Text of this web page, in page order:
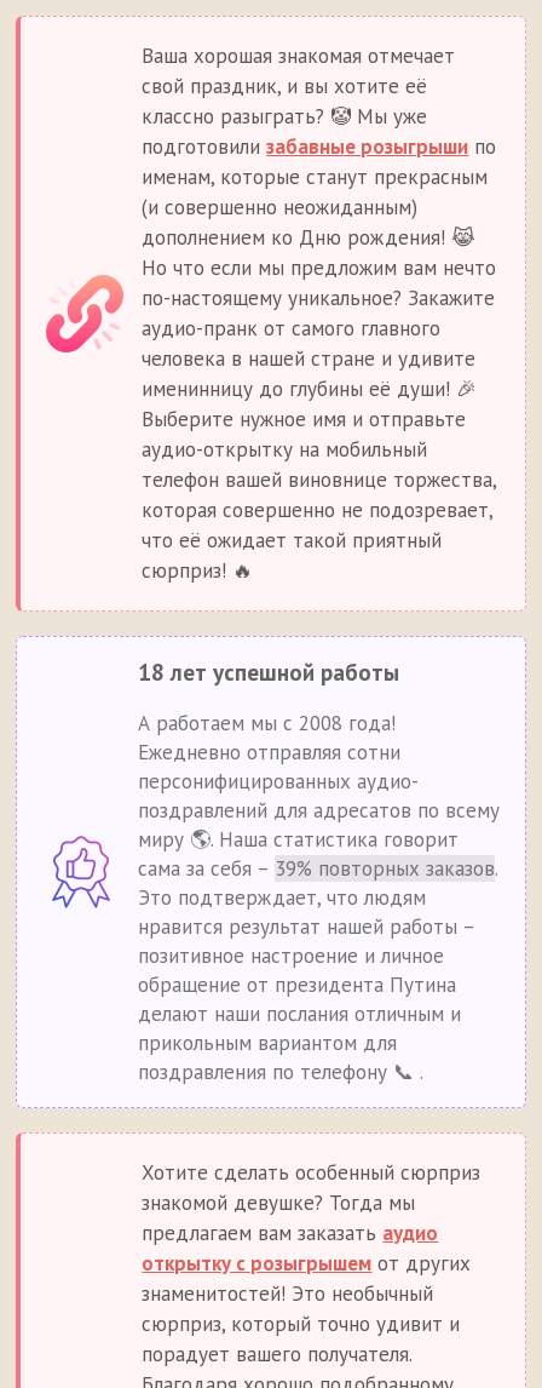
Ваша хорошая знакомая отмечает
свой праздник, и вы хотите её
классно разыграть? 🤡 Мы уже
подготовилизабавные розыгрыши по
именам, которые станут прекрасным
(и совершенно неожиданным)
дополнением ко Дню рождения! 😹
Но что если мы предложим вам нечто
по-настоящему уникальное? Закажите
аудио-пранк от самого главного
человека в нашей стране и удивите
именинницу до глубины её души! 🎉
Выберите нужное имя и отправьте
аудио-открытку на мобильный
телефон вашей виновнице торжества,
которая совершенно не подозревает,
что её ожидает такой приятный
сюрприз! 🔥
18 лет успешной работы
А работаем мы с 2008 года!
Ежедневно отправляя сотни
персонифицированных аудио-
поздравлений для адресатов по всему
миру 🌎. Наша статистика говорит
сама за себя – 39% повторных заказов.
Это подтверждает, что людям
нравится результат нашей работы –
позитивное настроение и личное
обращение от президента Путина
делают наши послания отличным и
прикольным вариантом для
поздравления по телефону 📞 .
Хотите сделать особенный сюрприз
знакомой девушке? Тогда мы
предлагаем вам заказать аудио
открытку с розыгрышем от других
знаменитостей! Это необычный
сюрприз, который точно удивит и
порадует вашего получателя.